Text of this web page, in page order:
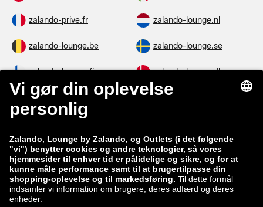
zalando-prive.fr zalando-lounge.nl
zalando-lounge.be zalando-lounge.se
zalando-lounge.fi zalando-lounge.dk
zalando-lounge.co.uk zalando-lounge.pl
zalando-lounge.lt zalando-lounge.sk
zalando-lounge.ro zalando-lounge.hr
zalando-lounge.si